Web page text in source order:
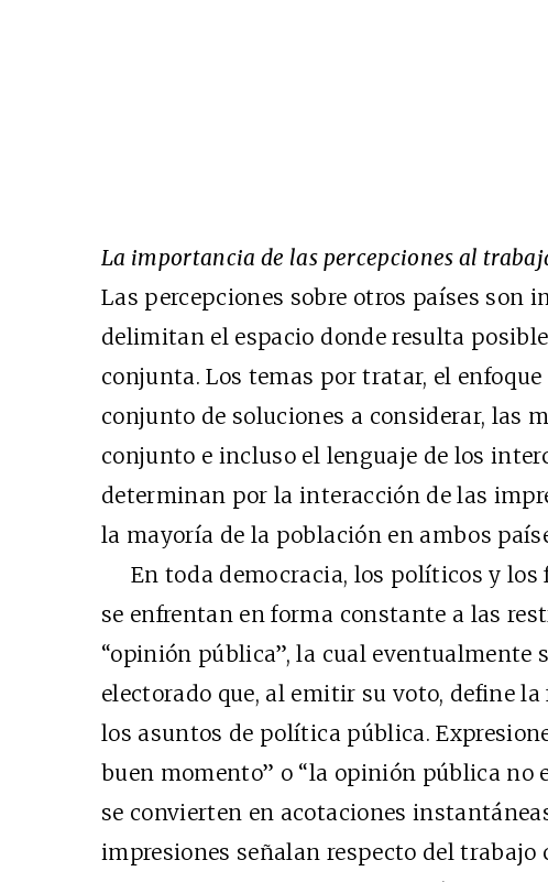
La importancia de las percepciones al
Las percepciones sobre otros países son
delimitan el espacio donde resulta
conjunta. Los temas por tratar, el enfoque
conjunto de soluciones a considerar, las
conjunto e incluso el lenguaje de los
determinan por la interacción de las
la mayoría de la población en ambos
En toda democracia, los políticos y los
se enfrentan en forma constante a las
“opinión pública”, la cual eventualmente
electorado que, al emitir su voto, define
los asuntos de política pública.
buen momento” o “la opinión pública no
se convierten en acotaciones
impresiones señalan respecto del trabajo